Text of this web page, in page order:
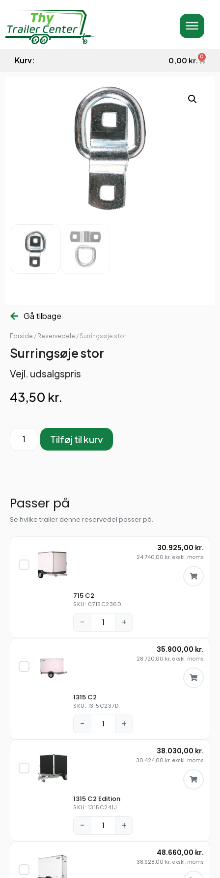
Kurv: 0,00 kr. 0
Gå tilbage
Forside / Reservedele / Surringsøje stor
Surringsøje stor
Vejl. udsalgspris
43,50 kr.
Tilføj til kurv
Passer på
Se hvilke trailer denne reservedel passer på.
715 C2
SKU: 0715C236D
− +
30.925,00 kr.
24.740,00 kr. ekskl. moms
1315 C2
SKU: 1315C237D
− +
35.900,00 kr.
28.720,00 kr. ekskl. moms
1315 C2 Edition
SKU: 1315C241J
− +
38.030,00 kr.
30.424,00 kr. ekskl. moms
48.660,00 kr.
38.928,00 kr. ekskl. moms